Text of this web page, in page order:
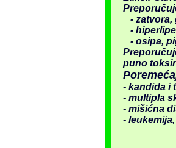
- zatvora,
-
- osipa,
puno
- kandida i
- multipla
- mišićna
-